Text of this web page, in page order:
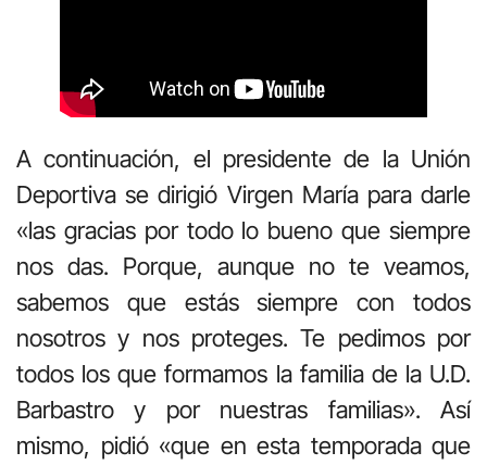
A continuación, el presidente de la Unión
Deportiva se dirigió Virgen María para darle
«las gracias por todo lo bueno que siempre
nos das. Porque, aunque no te veamos,
sabemos que estás siempre con todos
nosotros y nos proteges. Te pedimos por
todos los que formamos la familia de la U.D.
Barbastro y por nuestras familias». Así
mismo, pidió «que en esta temporada que